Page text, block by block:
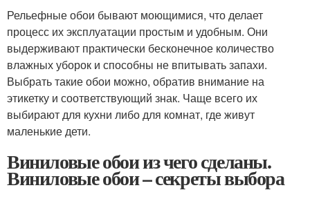
Рельефные обои бывают моющимися, что делает
процесс их эксплуатации простым и удобным. Они
выдерживают практически бесконечное количество
влажных уборок и способны не впитывать запахи.
Выбрать такие обои можно, обратив внимание на
этикетку и соответствующий знак. Чаще всего их
выбирают для кухни либо для комнат, где живут
маленькие дети.
Виниловые обои из чего сделаны.
Виниловые обои – секреты выбора